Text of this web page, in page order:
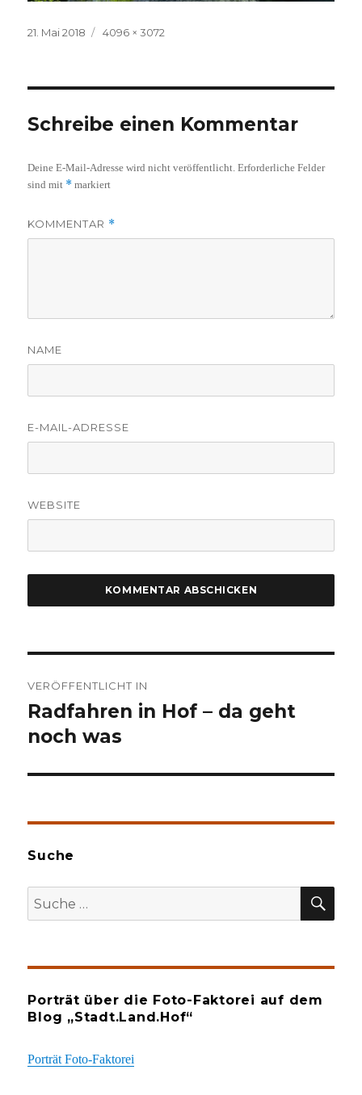
Veröffentlicht
21. Mai 2018
Volle
4096 × 3072
Schreibe einen Kommentar
Deine E-Mail-Adresse wird nicht veröffentlicht. Erforderliche Felder
sind mit * markiert
KOMMENTAR *
NAME
E-MAIL-ADRESSE
WEBSITE
VERÖFFENTLICHT IN
Radfahren in Hof – da geht
noch was
Suche
Suche
nach:
Porträt über die Foto-Faktorei auf dem
Blog „Stadt.Land.Hof“
Porträt Foto-Faktorei